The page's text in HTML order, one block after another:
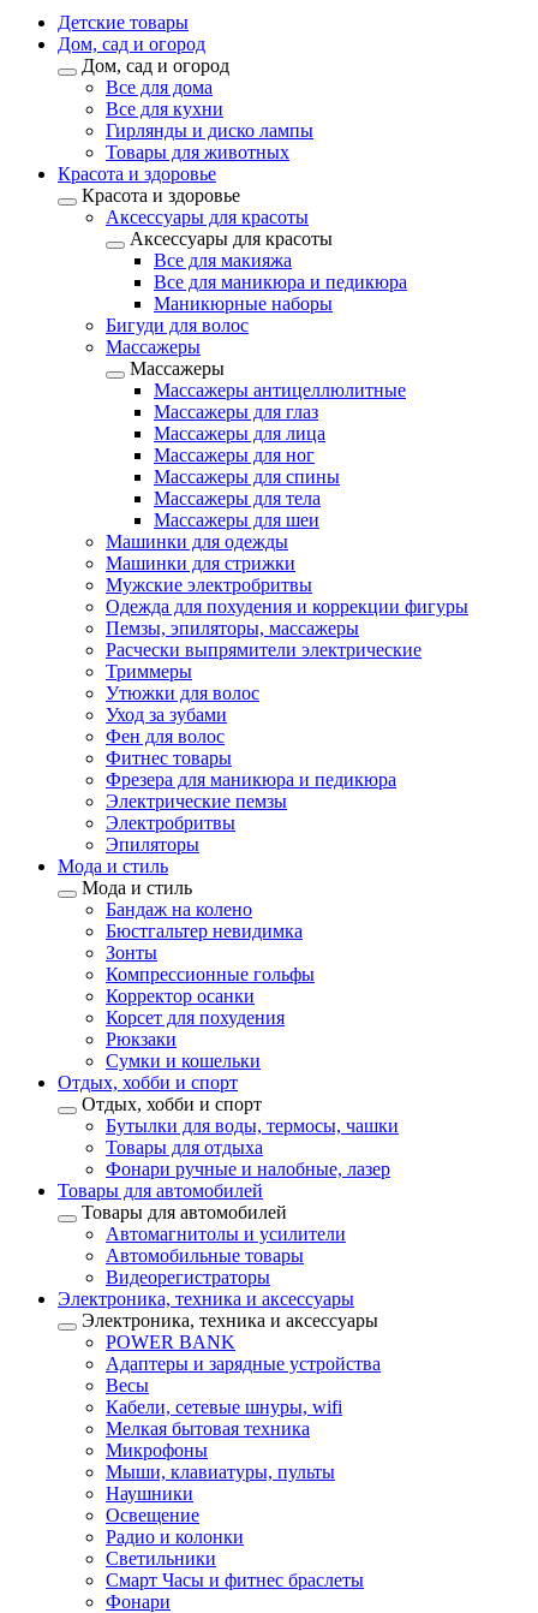
Детские товары
Дом, сад и огород
Дом, сад и огород
Все для дома
Все для кухни
Гирлянды и диско лампы
Товары для животных
Красота и здоровье
Красота и здоровье
Аксессуары для красоты
Аксессуары для красоты
Все для макияжа
Все для маникюра и педикюра
Маникюрные наборы
Бигуди для волос
Массажеры
Массажеры
Массажеры антицеллюлитные
Массажеры для глаз
Массажеры для лица
Массажеры для ног
Массажеры для спины
Массажеры для тела
Массажеры для шеи
Машинки для одежды
Машинки для стрижки
Мужские электробритвы
Одежда для похудения и коррекции фигуры
Пемзы, эпиляторы, массажеры
Расчески выпрямители электрические
Триммеры
Утюжки для волос
Уход за зубами
Фен для волос
Фитнес товары
Фрезера для маникюра и педикюра
Электрические пемзы
Электробритвы
Эпиляторы
Мода и стиль
Мода и стиль
Бандаж на колено
Бюстгальтер невидимка
Зонты
Компрессионные гольфы
Корректор осанки
Корсет для похудения
Рюкзаки
Сумки и кошельки
Отдых, хобби и спорт
Отдых, хобби и спорт
Бутылки для воды, термосы, чашки
Товары для отдыха
Фонари ручные и налобные, лазер
Товары для автомобилей
Товары для автомобилей
Автомагнитолы и усилители
Автомобильные товары
Видеорегистраторы
Электроника, техника и аксессуары
Электроника, техника и аксессуары
POWER BANK
Адаптеры и зарядные устройства
Весы
Кабели, сетевые шнуры, wifi
Мелкая бытовая техника
Микрофоны
Мыши, клавиатуры, пульты
Наушники
Освещение
Радио и колонки
Светильники
Смарт Часы и фитнес браслеты
Фонари